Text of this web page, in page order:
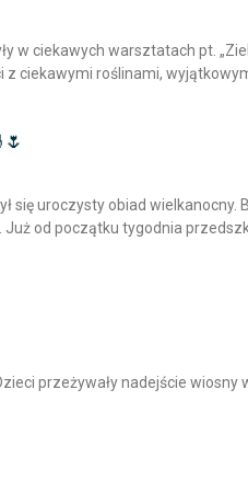
w ciekawych warsztatach pt.
z ciekawymi roślinami,
się uroczysty obiad
od początku tygodnia
przeżywały nadejście wiosny